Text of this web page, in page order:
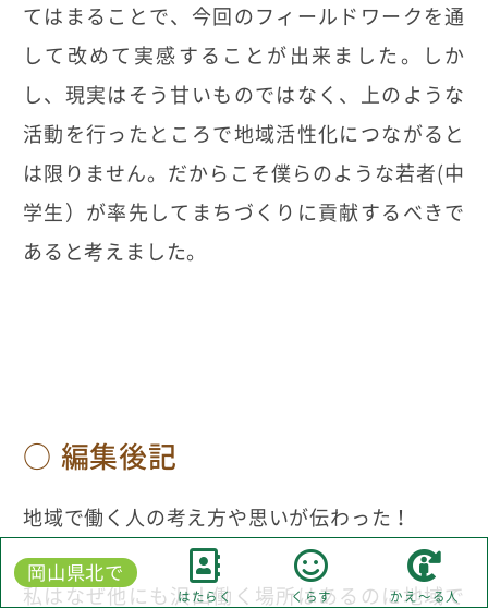
てはまることで、今回のフィールドワークを通
して改めて実感することが出来ました。しか
し、現実はそう甘いものではなく、上のような
活動を行ったところで地域活性化につながると
は限りません。だからこそ僕らのような若者(中
学生）が率先してまちづくりに貢献するべきで
あると考えました。
編集後記
地域で働く人の考え方や思いが伝わった！
私はなぜ他にも沢山働く場所はあるのに地域で
岡山県北で
はたらく くらす かえ～る人